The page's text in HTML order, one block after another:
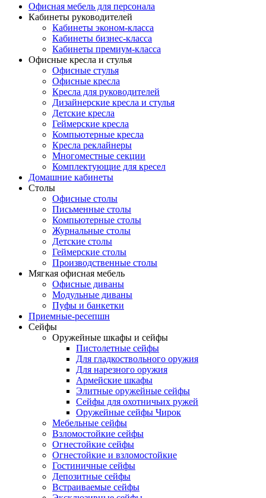
Офисная мебель для персонала
Кабинеты руководителей
Кабинеты эконом-класса
Кабинеты бизнес-класса
Кабинеты премиум-класса
Офисные кресла и стулья
Офисные стулья
Офисные кресла
Кресла для руководителей
Дизайнерские кресла и стулья
Детские кресла
Геймерские кресла
Компьютерные кресла
Кресла реклайнеры
Многоместные секции
Комплектующие для кресел
Домашние кабинеты
Столы
Офисные столы
Письменные столы
Компьютерные столы
Журнальные столы
Детские столы
Геймерские столы
Производственные столы
Мягкая офисная мебель
Офисные диваны
Модульные диваны
Пуфы и банкетки
Приемные-ресепшн
Сейфы
Оружейные шкафы и сейфы
Пистолетные сейфы
Для гладкоствольного оружия
Для нарезного оружия
Армейские шкафы
Элитные оружейные сейфы
Сейфы для охотничьих ружей
Оружейные сейфы Чирок
Мебельные сейфы
Взломостойкие сейфы
Огнестойкие сейфы
Огнестойкие и взломостойкие
Гостиничные сейфы
Депозитные сейфы
Встраиваемые сейфы